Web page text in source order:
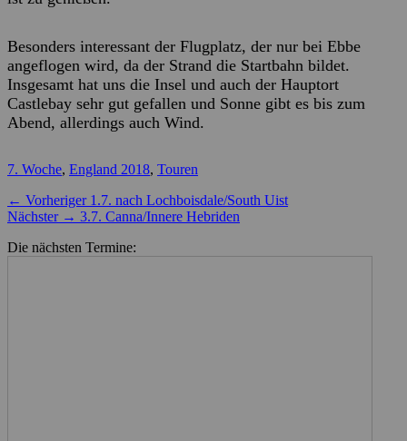
Besonders interessant der Flugplatz, der nur bei Ebbe
angeflogen wird, da der Strand die Startbahn bildet.
Insgesamt hat uns die Insel und auch der Hauptort
Castlebay sehr gut gefallen und Sonne gibt es bis zum
Abend, allerdings auch Wind.
Kategorien
7. Woche, England 2018, Touren
Beitragsnavigation
← Vorheriger Vorheriger
Beitrag:
1.7. nach Lochboisdale/South Uist
Nächster → Nächster
3.7. Canna/Innere Hebriden
Die nächsten Termine: